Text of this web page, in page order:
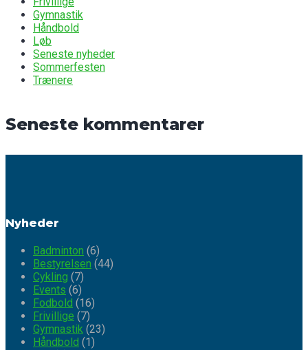
Gymnastik
Håndbold
Løb
Seneste nyheder
Sommerfesten
Trænere
Seneste kommentarer
Nyheder
Badminton (6)
Bestyrelsen (44)
Cykling (7)
Events (6)
Fodbold (16)
Frivillige (7)
Gymnastik (23)
Håndbold (1)